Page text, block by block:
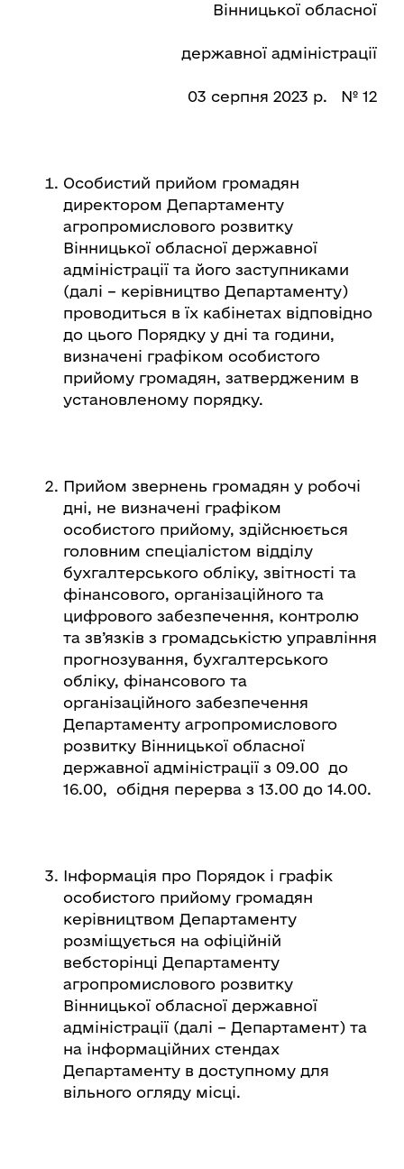
Вінницької обласної
державної адміністрації
03 серпня 2023 р. № 12
Особистий прийом громадян
директором Департаменту
агропромислового розвитку
Вінницької обласної державної
адміністрації та його заступниками
(далі – керівництво Департаменту)
проводиться в їх кабінетах відповідно
до цього Порядку у дні та години,
визначені графіком особистого
прийому громадян, затвердженим в
установленому порядку.
Прийом звернень громадян у робочі
дні, не визначені графіком
особистого прийому, здійснюється
головним спеціалістом відділу
бухгалтерського обліку, звітності та
фінансового, організаційного та
цифрового забезпечення, контролю
та зв’язків з громадськістю управління
прогнозування, бухгалтерського
обліку, фінансового та
організаційного забезпечення
Департаменту агропромислового
розвитку Вінницької обласної
державної адміністрації з 09.00 до
16.00, обідня перерва з 13.00 до 14.00.
Інформація про Порядок і графік
особистого прийому громадян
керівництвом Департаменту
розміщується на офіційній
вебсторінці Департаменту
агропромислового розвитку
Вінницької обласної державної
адміністрації (далі – Департамент) та
на інформаційних стендах
Департаменту в доступному для
вільного огляду місці.